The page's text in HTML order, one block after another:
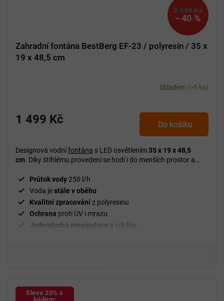
2 499 Kč
–40 %
Zahradní fontána BestBerg EF-23 / polyresin / 35 x
19 x 48,5 cm
Skladem (>5 ks)
1 499 Kč Do košíku
Designová vodnífontána s LED osvětlením35 x 19 x 48,5
cm. Díky štíhlému provedení se hodí i do menších prostor a
relaxační atmosféru.
Průtok vody 250 l/h
Voda jestále v oběhu
Kvalitní zpracováníz polyresinu
Ochrana proti UV i mrazu
Jednoduchá manipulace a údržba
Sleva 20% s
kódem: